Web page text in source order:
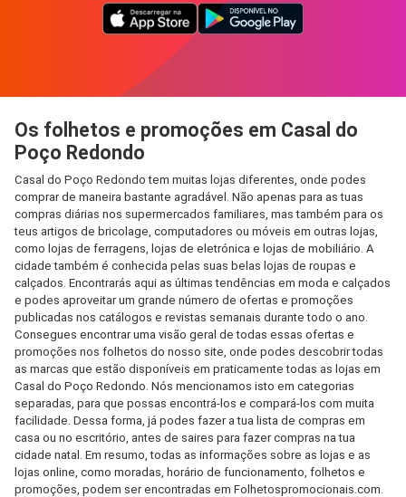
Os folhetos e promoções em Casal do
Poço Redondo
Casal do Poço Redondo tem muitas lojas diferentes, onde podes
comprar de maneira bastante agradável. Não apenas para as tuas
compras diárias nos supermercados familiares, mas também para os
teus artigos de bricolage, computadores ou móveis em outras lojas,
como lojas de ferragens, lojas de eletrónica e lojas de mobiliário. A
cidade também é conhecida pelas suas belas lojas de roupas e
calçados. Encontrarás aqui as últimas tendências em moda e calçados
e podes aproveitar um grande número de ofertas e promoções
publicadas nos catálogos e revistas semanais durante todo o ano.
Consegues encontrar uma visão geral de todas essas ofertas e
promoções nos folhetos do nosso site, onde podes descobrir todas
as marcas que estão disponíveis em praticamente todas as lojas em
Casal do Poço Redondo. Nós mencionamos isto em categorias
separadas, para que possas encontrá-los e compará-los com muita
facilidade. Dessa forma, já podes fazer a tua lista de compras em
casa ou no escritório, antes de saires para fazer compras na tua
cidade natal. Em resumo, todas as informações sobre as lojas e as
lojas online, como moradas, horário de funcionamento, folhetos e
promoções, podem ser encontradas em Folhetospromocionais.com.